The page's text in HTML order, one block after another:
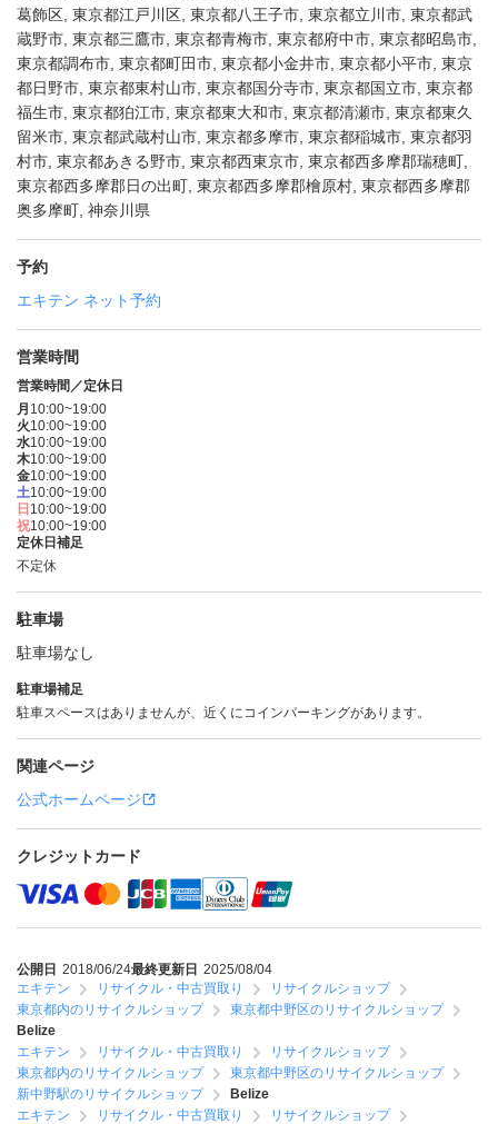
葛飾区, 東京都江戸川区, 東京都八王子市, 東京都立川市, 東京都武
蔵野市, 東京都三鷹市, 東京都青梅市, 東京都府中市, 東京都昭島市,
東京都調布市, 東京都町田市, 東京都小金井市, 東京都小平市, 東京
都日野市, 東京都東村山市, 東京都国分寺市, 東京都国立市, 東京都
福生市, 東京都狛江市, 東京都東大和市, 東京都清瀬市, 東京都東久
留米市, 東京都武蔵村山市, 東京都多摩市, 東京都稲城市, 東京都羽
村市, 東京都あきる野市, 東京都西東京市, 東京都西多摩郡瑞穂町,
東京都西多摩郡日の出町, 東京都西多摩郡檜原村, 東京都西多摩郡
奥多摩町, 神奈川県
予約
エキテン ネット予約
営業時間
営業時間／定休日
月 10:00~19:00
火10:00~19:00
水10:00~19:00
木10:00~19:00
金10:00~19:00
土10:00~19:00
日 10:00~19:00
祝10:00~19:00
定休日補足
不定休
駐車場
駐車場なし
駐車場補足
駐車スペースはありませんが、近くにコインパーキングがあります。
関連ページ
公式ホームページ
クレジットカード
公開日 2018/06/24最終更新日 2025/08/04
エキテン
リサイクル・中古買取り
リサイクルショップ
東京都内のリサイクルショップ
東京都中野区のリサイクルショップ
Belize
エキテン
リサイクル・中古買取り
リサイクルショップ
東京都内のリサイクルショップ
東京都中野区のリサイクルショップ
新中野駅のリサイクルショップ
Belize
エキテン
リサイクル・中古買取り
リサイクルショップ